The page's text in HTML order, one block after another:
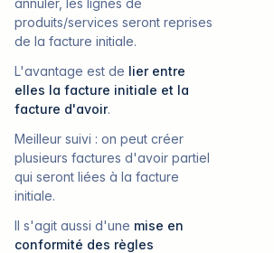
produits/services seront reprises
de la facture initiale.
L'avantage est de lier entre
elles la facture initiale et la
facture d'avoir.
Meilleur suivi : on peut créer
plusieurs factures d'avoir partiel
qui seront liées à la facture
initiale.
Il s'agit aussi d'une mise en
conformité des règles